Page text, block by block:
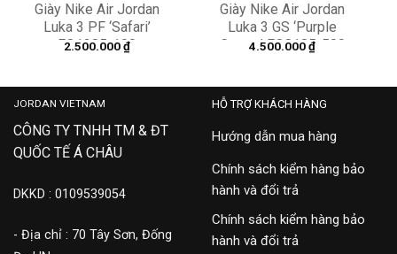
Giày Nike Air Jordan
Luka 3 PF ‘Safari’
FQ1285-100
2.500.000₫
Giày Nike Air Jordan
Luka 3 GS ‘Purple
Comet’ FQ8185-500
4.500.000₫
JORDAN VIETNAM
CÔNG TY TNHH TM & ĐT
QUỐC TẾ Á CHÂU
DKKD : 0109539054
- Địa chỉ : 70 Tây Sơn, Đống
HỖ TRỢ KHÁCH HÀNG
Hướng dẫn mua hàng
Chính sách kiểm hàng bảo
hành và đổi trả
Chính sách kiểm hàng bảo
hành và đổi trả